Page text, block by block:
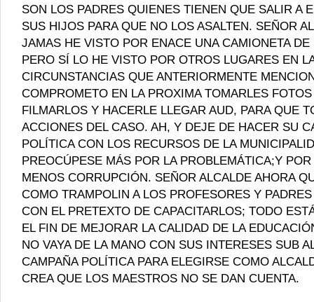
SON LOS PADRES QUIENES TIENEN QUE SALIR A
SUS HIJOS PARA QUE NO LOS ASALTEN. SEÑOR
JAMAS HE VISTO POR ENACE UNA CAMIONETA DE
PERO SÍ LO HE VISTO POR OTROS LUGARES EN
CIRCUNSTANCIAS QUE ANTERIORMENTE
COMPROMETO EN LA PROXIMA TOMARLES
FILMARLOS Y HACERLE LLEGAR AUD, PARA QUE
ACCIONES DEL CASO. AH, Y DEJE DE HACER SU
POLÍTICA CON LOS RECURSOS DE LA
PREOCÚPESE MÁS POR LA PROBLEMÁTICA;Y
MENOS CORRUPCIÓN. SEÑOR ALCALDE AHORA
COMO TRAMPOLIN A LOS PROFESORES Y
CON EL PRETEXTO DE CAPACITARLOS; TODO
EL FIN DE MEJORAR LA CALIDAD DE LA
NO VAYA DE LA MANO CON SUS INTERESES SUB
CAMPAÑA POLÍTICA PARA ELEGIRSE COMO
CREA QUE LOS MAESTROS NO SE DAN CUENTA.